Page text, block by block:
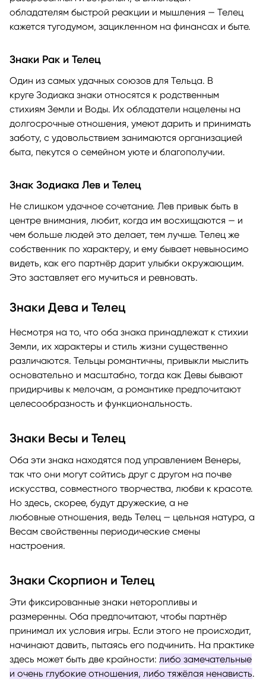
обладателям быстрой реакции и мышления — Телец
кажется тугодумом, зацикленном на финансах и быте.
Знаки Рак и Телец
Один из самых удачных союзов для Тельца. В
круге Зодиака знаки относятся к родственным
стихиям Земли и Воды. Их обладатели нацелены на
долгосрочные отношения, умеют дарить и принимать
заботу, с удовольствием занимаются организацией
быта, пекутся о семейном уюте и благополучии.
Знак Зодиака Лев и Телец
Не слишком удачное сочетание. Лев привык быть в
центре внимания, любит, когда им восхищаются — и
чем больше людей это делает, тем лучше. Телец же
собственник по характеру, и ему бывает невыносимо
видеть, как его партнёр дарит улыбки окружающим.
Это заставляет его мучиться и ревновать.
Знаки Дева и Телец
Несмотря на то, что оба знака принадлежат к стихии
Земли, их характеры и стиль жизни существенно
различаются. Тельцы романтичны, привыкли мыслить
основательно и масштабно, тогда как Девы бывают
придирчивы к мелочам, а романтике предпочитают
целесообразность и функциональность.
Знаки Весы и Телец
Оба эти знака находятся под управлением Венеры,
так что они могут сойтись друг с другом на почве
искусства, совместного творчества, любви к красоте.
Но здесь, скорее, будут дружеские, а не
любовные отношения, ведь Телец — цельная натура, а
Весам свойственны периодические смены
настроения.
Знаки Скорпион и Телец
Эти фиксированные знаки неторопливы и
размеренны. Оба предпочитают, чтобы партнёр
принимал их условия игры. Если этого не происходит,
начинают давить, пытаясь его подчинить. На практике
здесь может быть две крайности: либо замечательные
и очень глубокие отношения, либо тяжёлая ненависть.